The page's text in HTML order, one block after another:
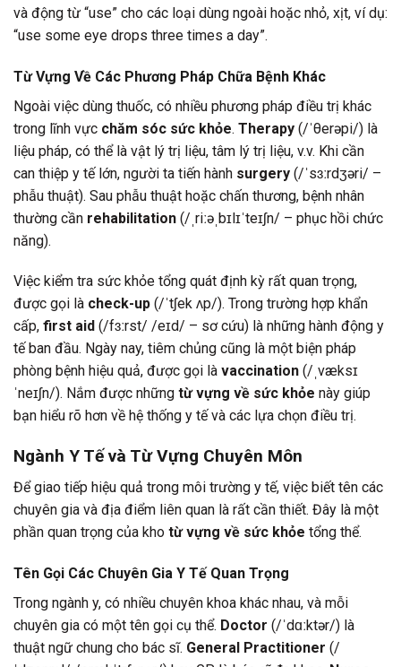
và động từ “use” cho các loại dùng ngoài hoặc nhỏ, xịt, ví dụ:
“use some eye drops three times a day”.
Từ Vựng Về Các Phương Pháp Chữa Bệnh Khác
Ngoài việc dùng thuốc, có nhiều phương pháp điều trị khác
trong lĩnh vực chăm sóc sức khỏe. Therapy (/ˈθerəpi/) là
liệu pháp, có thể là vật lý trị liệu, tâm lý trị liệu, v.v. Khi cần
can thiệp y tế lớn, người ta tiến hành surgery (/ˈsɜːrdʒəri/ –
phẫu thuật). Sau phẫu thuật hoặc chấn thương, bệnh nhân
thường cần rehabilitation (/ˌriːəˌbɪlɪˈteɪʃn/ – phục hồi chức
năng).
Việc kiểm tra sức khỏe tổng quát định kỳ rất quan trọng,
được gọi là check-up (/ˈtʃek ʌp/). Trong trường hợp khẩn
cấp, first aid (/fɜːrst/ /eɪd/ – sơ cứu) là những hành động y
tế ban đầu. Ngày nay, tiêm chủng cũng là một biện pháp
phòng bệnh hiệu quả, được gọi là vaccination (/ˌvæksɪ
ˈneɪʃn/). Nắm được những từ vựng về sức khỏe này giúp
bạn hiểu rõ hơn về hệ thống y tế và các lựa chọn điều trị.
Ngành Y Tế và Từ Vựng Chuyên Môn
Để giao tiếp hiệu quả trong môi trường y tế, việc biết tên các
chuyên gia và địa điểm liên quan là rất cần thiết. Đây là một
phần quan trọng của kho từ vựng về sức khỏe tổng thể.
Tên Gọi Các Chuyên Gia Y Tế Quan Trọng
Trong ngành y, có nhiều chuyên khoa khác nhau, và mỗi
chuyên gia có một tên gọi cụ thể. Doctor (/ˈdɑːktər/) là
thuật ngữ chung cho bác sĩ. General Practitioner (/